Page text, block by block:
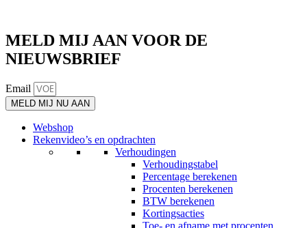
MELD MIJ AAN VOOR DE
NIEUWSBRIEF
Email
MELD MIJ NU AAN
Webshop
Rekenvideo’s en opdrachten
Verhoudingen
Verhoudingstabel
Percentage berekenen
Procenten berekenen
BTW berekenen
Kortingsacties
Toe- en afname met procenten